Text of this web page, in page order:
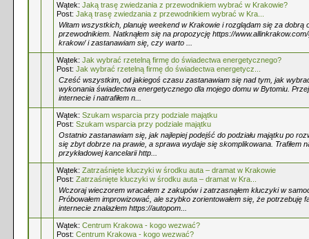
Wątek: Jaką trasę zwiedzania z przewodnikiem wybrać w Krakowie?
Post: Jaką trasę zwiedzania z przewodnikiem wybrać w Kra...
Witam wszystkich, planuję weekend w Krakowie i rozglądam się za dobrą
przewodnikiem. Natknąłem się na propozycję https://
krakow/ i zastanawiam się, czy warto ...
Wątek: Jak wybrać rzetelną firmę do świadectwa energetycznego?
Post: Jak wybrać rzetelną firmę do świadectwa energetycz...
Cześć wszystkim, od jakiegoś czasu zastanawiam się nad tym, jak
wykonania świadectwa energetycznego dla mojego domu w Bytomiu.
internecie i natrafiłem n...
Wątek: Szukam wsparcia przy podziale majątku
Post: Szukam wsparcia przy podziale majątku
Ostatnio zastanawiam się, jak najlepiej podejść do podziału majątku po
się zbyt dobrze na prawie, a sprawa wydaje się skomplikowana. Trafiłem
przykładowej kancelarii http...
Wątek: Zatrzaśnięte kluczyki w środku auta – dramat w Krakowie
Post: Zatrzaśnięte kluczyki w środku auta – dramat w Kra...
Wczoraj wieczorem wracałem z zakupów i zatrzasnąłem kluczyki w
Próbowałem improwizować, ale szybko zorientowałem się, że potrzebuję
internecie znalazłem https://autopom...
Wątek: Centrum Krakowa - kogo wezwać?
Post: Centrum Krakowa - kogo wezwać?